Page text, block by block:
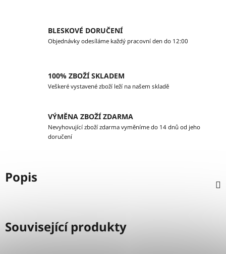
BLESKOVÉ DORUČENÍ
Objednávky odesíláme každý pracovní den do 12:00
100% ZBOŽÍ SKLADEM
Veškeré vystavené zboží leží na našem skladě
VÝMĚNA ZBOŽÍ ZDARMA
Nevyhovující zboží zdarma vyměníme do 14 dnů od jeho
doručení
Popis
Související produkty